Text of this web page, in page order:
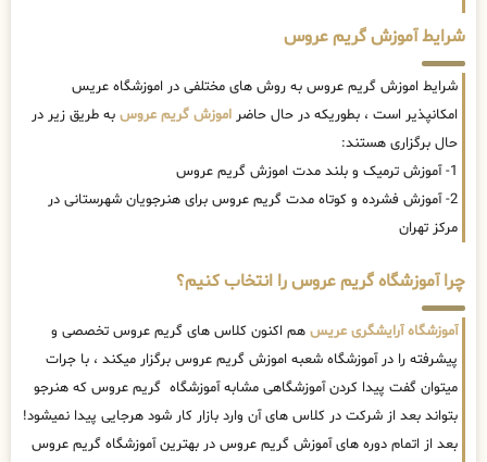
شرایط آموزش گریم عروس
شرایط اموزش گریم عروس به روش های مختلفی در اموزشگاه عریس
امکانپذیر است ، بطوریکه در حال حاضر اموزش گریم عروس به طریق زیر در
حال برگزاری هستند:
1- آموزش ترمیک و بلند مدت اموزش گریم عروس
2- آموزش فشرده و کوتاه مدت گریم عروس برای هنرجویان شهرستانی در
مرکز تهران
چرا آموزشگاه گریم عروس را انتخاب کنیم؟
آموزشگاه آرایشگری عریس هم اکنون کلاس های گریم عروس تخصصی و
پیشرفته را در آموزشگاه شعبه اموزش گریم عروس برگزار میکند ، با جرات
میتوان گفت پیدا کردن آموزشگاهی مشابه آموزشگاه گریم عروس که هنرجو
بتواند بعد از شرکت در کلاس های آن وارد بازار کار شود هرجایی پیدا نمیشود!
بعد از اتمام دوره های آموزش گریم عروس در بهترین آموزشگاه گریم عروس